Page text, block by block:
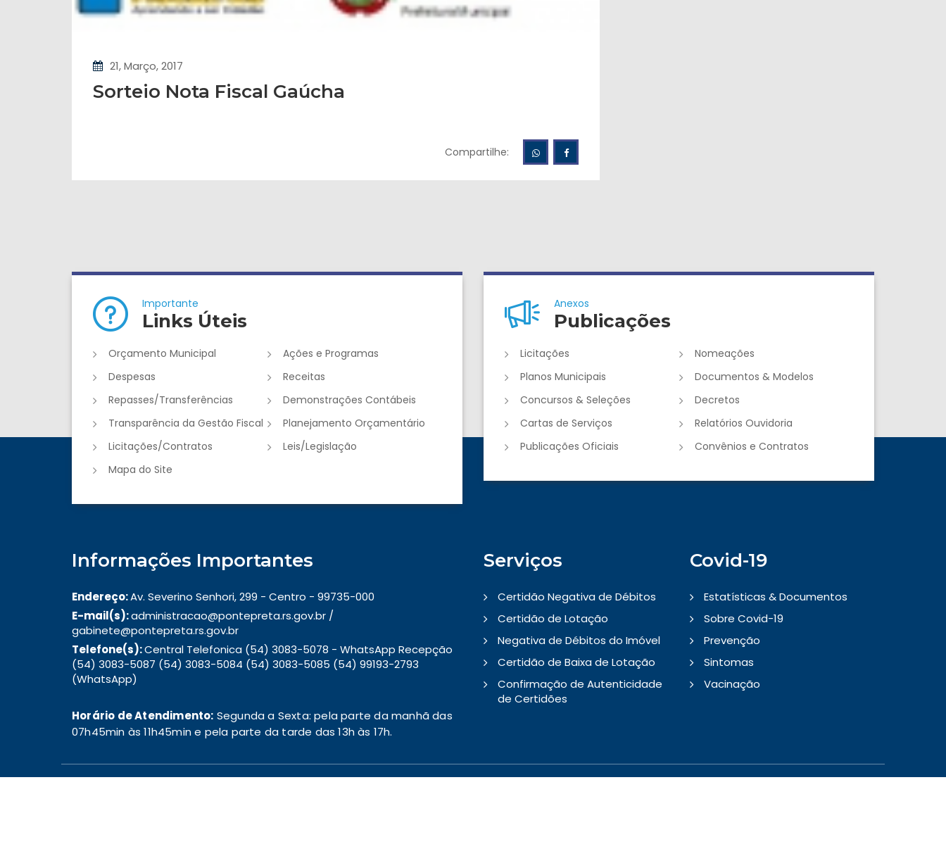
21, Março, 2017
Sorteio Nota Fiscal Gaúcha
Compartilhe:
Importante
Links Úteis
Orçamento Municipal
Ações e Programas
Despesas
Receitas
Repasses/Transferências
Demonstrações Contábeis
Transparência da Gestão Fiscal
Planejamento Orçamentário
Licitações/Contratos
Leis/Legislação
Mapa do Site
Anexos
Publicações
Licitações
Nomeações
Planos Municipais
Documentos & Modelos
Concursos & Seleções
Decretos
Cartas de Serviços
Relatórios Ouvidoria
Publicações Oficiais
Convênios e Contratos
Informações Importantes
Endereço:Av. Severino Senhori, 299 - Centro - 99735-000
E-mail(s):administracao@pontepreta.rs.gov.br /
gabinete@pontepreta.rs.gov.br
Telefone(s):Central Telefonica (54) 3083-5078 - WhatsApp Recepção
(54) 3083-5087 (54) 3083-5084 (54) 3083-5085 (54) 99193-2793
(WhatsApp)
Horário de Atendimento: Segunda a Sexta: pela parte da manhã das
07h45min às 11h45min e pela parte da tarde das 13h às 17h.
Serviços
Certidão Negativa de Débitos
Certidão de Lotação
Negativa de Débitos do Imóvel
Certidão de Baixa de Lotação
Confirmação de Autenticidade
de Certidões
Covid-19
Estatísticas & Documentos
Sobre Covid-19
Prevenção
Sintomas
Vacinação